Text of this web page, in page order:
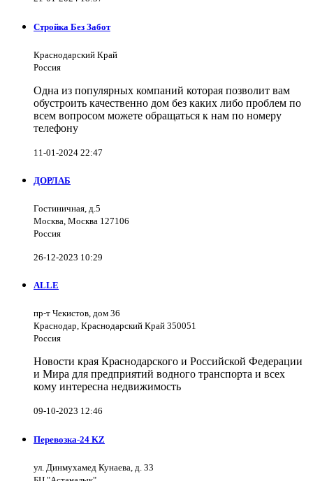
Стройка Без Забот
Краснодарский Край
Россия
Одна из популярных компаний которая позволит вам
обустроить качественно дом без каких либо проблем по
всем вопросом можете обращаться к нам по номеру
телефону
11-01-2024 22:47
ДОРЛАБ
Гостиничная, д.5
Москва, Москва 127106
Россия
26-12-2023 10:29
ALLE
пр-т Чекистов, дом 36
Краснодар, Краснодарский Край 350051
Россия
Новости края Краснодарского и Российской Федерации
и Мира для предприятий водного транспорта и всех
кому интересна недвижимость
09-10-2023 12:46
Перевозка-24 KZ
ул. Динмухамед Кунаева, д. 33